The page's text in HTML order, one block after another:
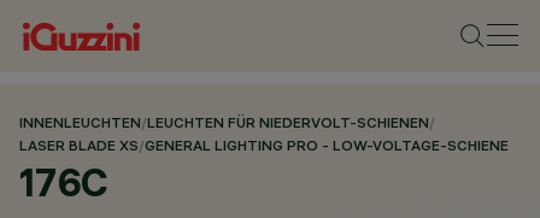
INNENLEUCHTEN/LEUCHTEN FÜR NIEDERVOLT-SCHIENEN/
LASER BLADE XS/GENERAL LIGHTING PRO - LOW-VOLTAGE-SCHIENE
176C